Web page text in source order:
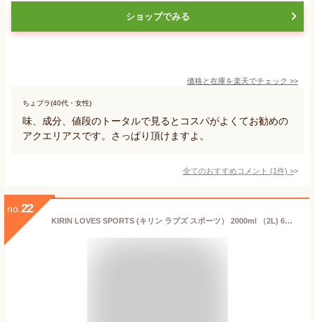
ショップでみる
価格と在庫を楽天でチェック >>
ちょプラ(40代・女性)
味、成分、値段のトータルで見るとコスパがよくてお勧めの
アクエリアスです。さっぱり頂けますよ。
全てのおすすめコメント (1件) >
no. 22
KIRIN LOVES SPORTS (キリン ラブズ スポーツ） 2000ml （2L) 6本 1ケース 【送料無料（一部地域除く）】 キリン ビバレッジ ラブズ スポーツ 2リットル スポドリ 2l 熱中 症 対策 水分 塩分 補給